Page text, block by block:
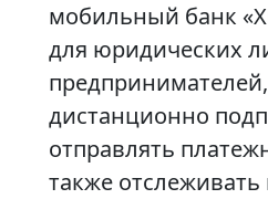
мобильный банк
для юридических
дистанционно
отправлять
также